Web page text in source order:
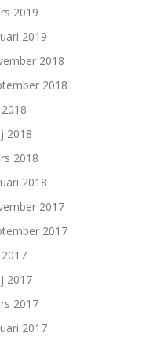
2019
2019
2018
2018
2018
2018
2018
2017
2017
2017
2017
2017